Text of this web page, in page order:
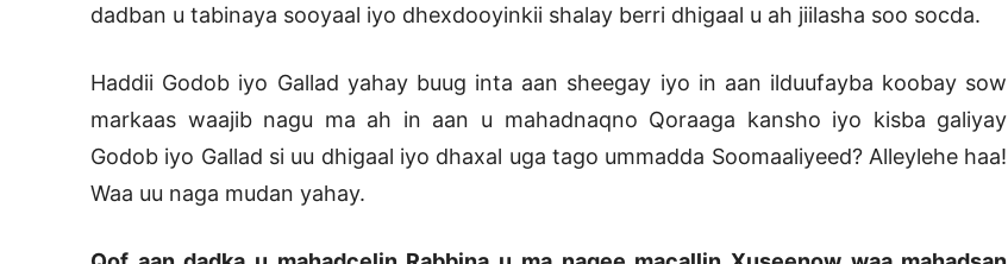
dadban u tabinaya sooyaal iyo dhexdooyinkii shalay berri dhigaal u ah jiilasha soo socda.
Haddii Godob iyo Gallad yahay buug inta aan sheegay iyo in aan ilduufayba koobay sow
markaas waajib nagu ma ah in aan u mahadnaqno Qoraaga kansho iyo kisba galiyay
Godob iyo Gallad si uu dhigaal iyo dhaxal uga tago ummadda Soomaaliyeed? Alleylehe haa!
Waa uu naga mudan yahay.